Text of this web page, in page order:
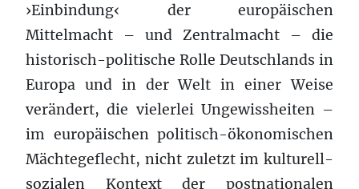
›Einbindung‹ der europäischen
Mittelmacht – und Zentralmacht – die
historisch-politische Rolle Deutschlands in
Europa und in der Welt in einer Weise
verändert, die vielerlei Ungewissheiten –
im europäischen politisch-ökonomischen
Mächtegeflecht, nicht zuletzt im kulturell-
sozialen Kontext der postnationalen